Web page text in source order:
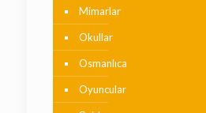
Mimarlar
Okullar
Osmanlıca
Oyuncular